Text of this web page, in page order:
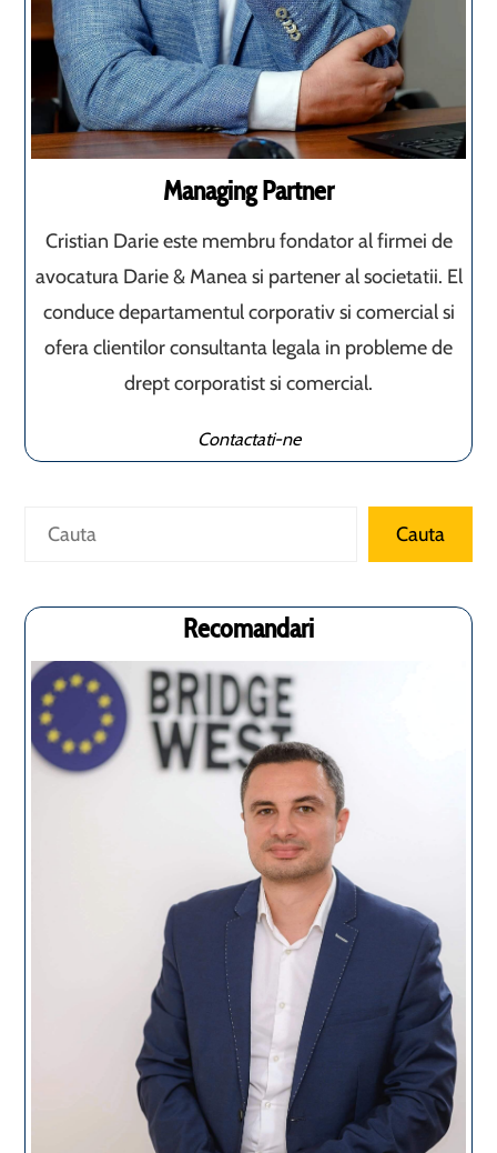
Managing Partner
Cristian Darie este membru fondator al firmei de
avocatura Darie & Manea si partener al societatii. El
conduce departamentul corporativ si comercial si
ofera clientilor consultanta legala in probleme de
drept corporatist si comercial.
Contactati-ne
Caută Cauta
Recomandari